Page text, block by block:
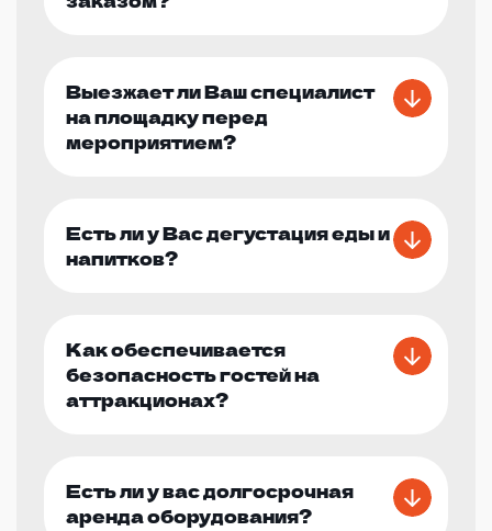
Выезжает ли Ваш специалист
на площадку перед
мероприятием?
Есть ли у Вас дегустация еды и
напитков?
Как обеспечивается
безопасность гостей на
аттракционах?
Есть ли у вас долгосрочная
аренда оборудования?